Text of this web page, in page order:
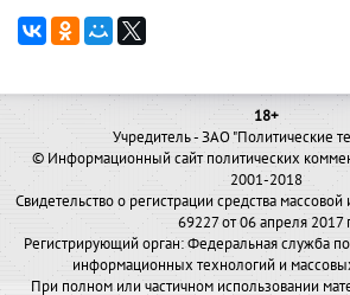
18+
Учредитель - ЗАО "Политические
© Информационный сайт политических
2001-2018
Свидетельство о регистрации средства
69227 от 06 апреля 2017
Регистрирующий орган: Федеральная служба
информационных технологий и
При полном или частичном использовании